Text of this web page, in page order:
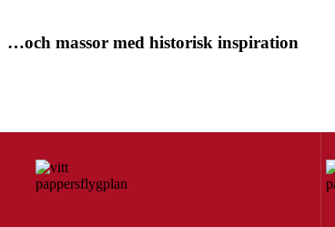
…och massor med historisk inspiration